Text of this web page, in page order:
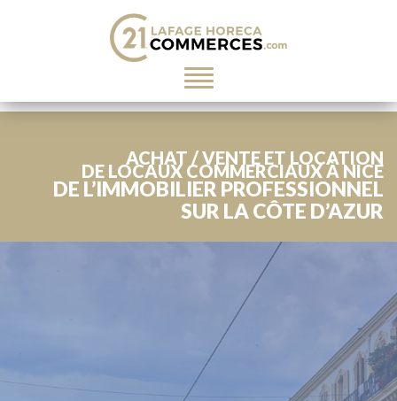
Toggle
navigation
ACHAT / VENTE ET LOCATION
DE LOCAUX COMMERCIAUX À NICE
DE L’IMMOBILIER PROFESSIONNEL
SUR LA CÔTE D’AZUR